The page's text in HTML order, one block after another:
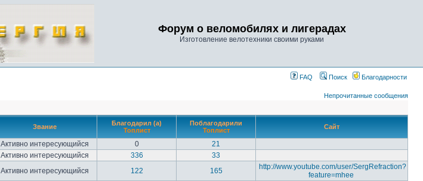
Форум о веломобилях и лигерадах
Изготовление велотехники своими руками
FAQ Поиск Благодарности
Непрочитанные сообщения
Звание
Благодарил (а)
Топлист
Поблагодарили
Топлист
Сайт
Активно интересующийся 0
21
Активно интересующийся 336
33
Активно интересующийся 122 165
http://www.youtube.com/user/SergRefraction?
feature=mhee